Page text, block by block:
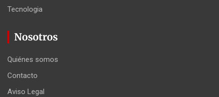
Tecnologia
Nosotros
Quiénes somos
Contacto
Aviso Legal